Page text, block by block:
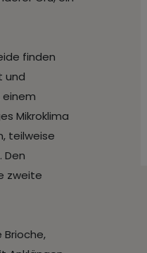
finden
und
Mikroklima
teilweise
Den
zweite